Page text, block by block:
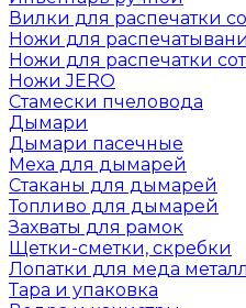
Вилки для распечатки
Ножи для
Ножи для распечатки
Ножи JERO
Стамески пчеловода
Дымари
Дымари пасечные
Меха для дымарей
Стаканы для дымарей
Топливо для дымарей
Захваты для рамок
Щетки-сметки, скребки
Лопатки для меда металл
Тара и упаковка